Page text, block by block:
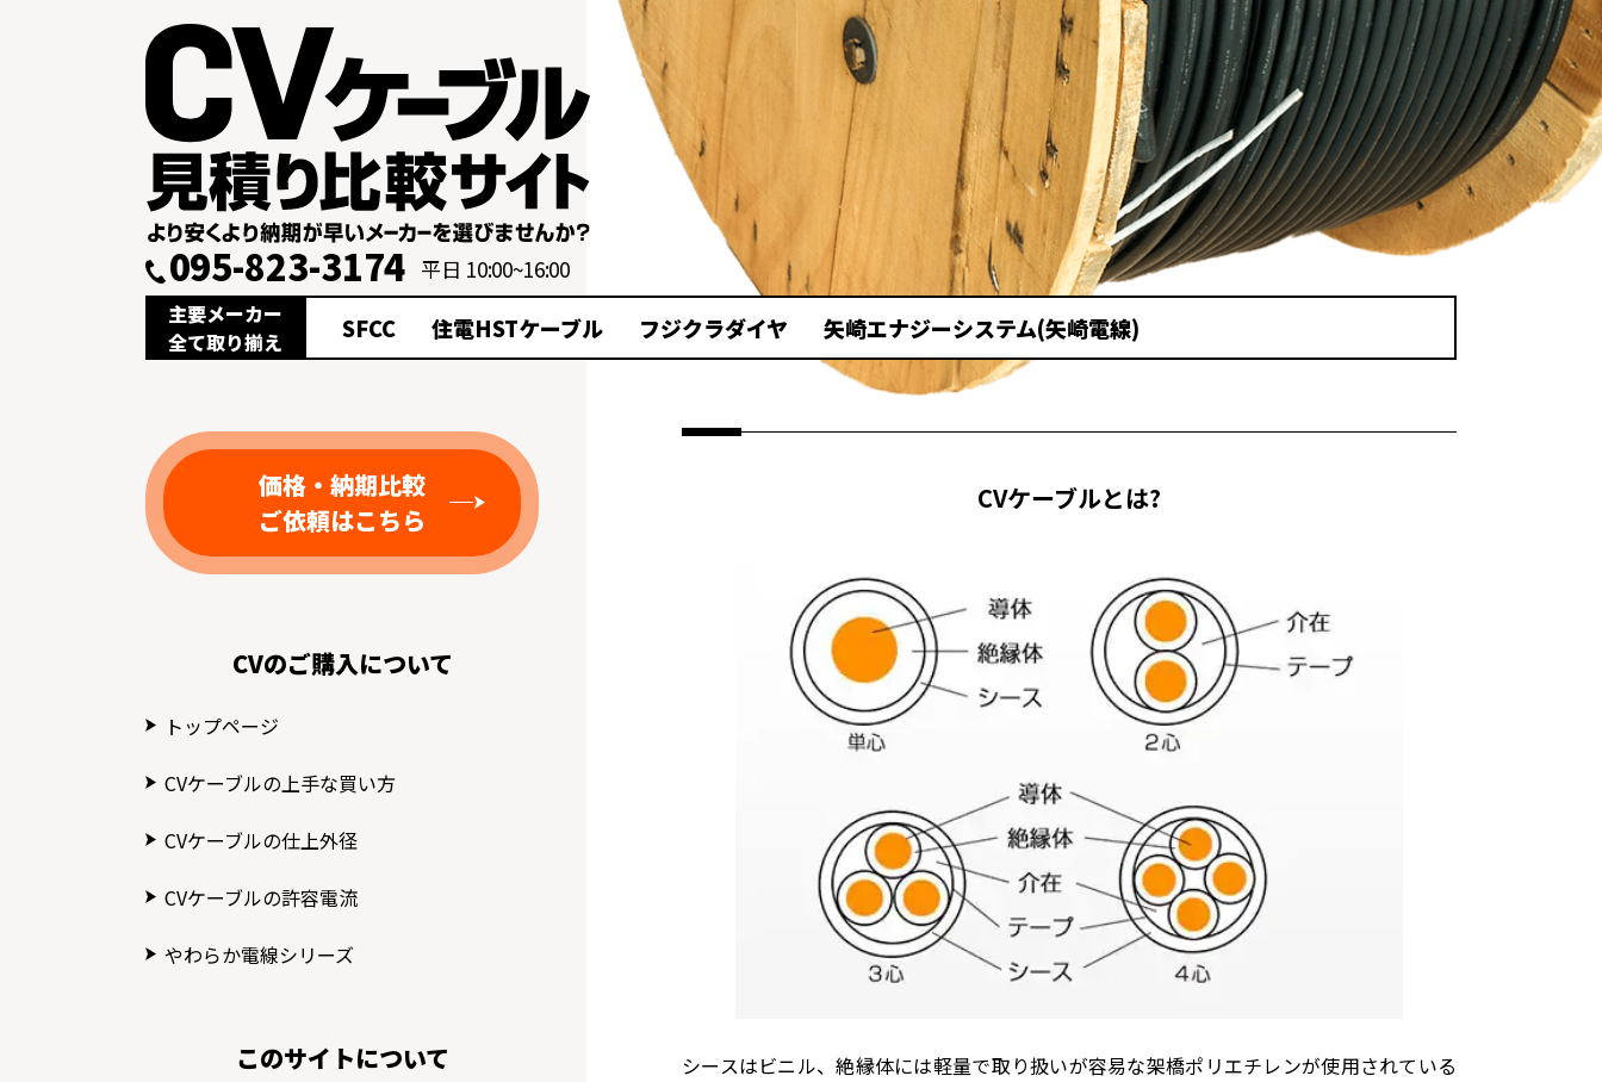
095-823-3174 平日 10:00~16:00
主要メーカー
全て取り揃え
SFCC 住電HSTケーブル フジクラダイヤ 矢崎エナジーシステム(矢崎電線)
CVケーブルとは?
シースはビニル、絶縁体には軽量で取り扱いが容易な架橋ポリエチレンが使用されている
価格・納期比較
ご依頼はこちら
CVのご購入について
トップページ
CVケーブルの上手な買い方
CVケーブルの仕上外径
CVケーブルの許容電流
やわらか電線シリーズ
このサイトについて